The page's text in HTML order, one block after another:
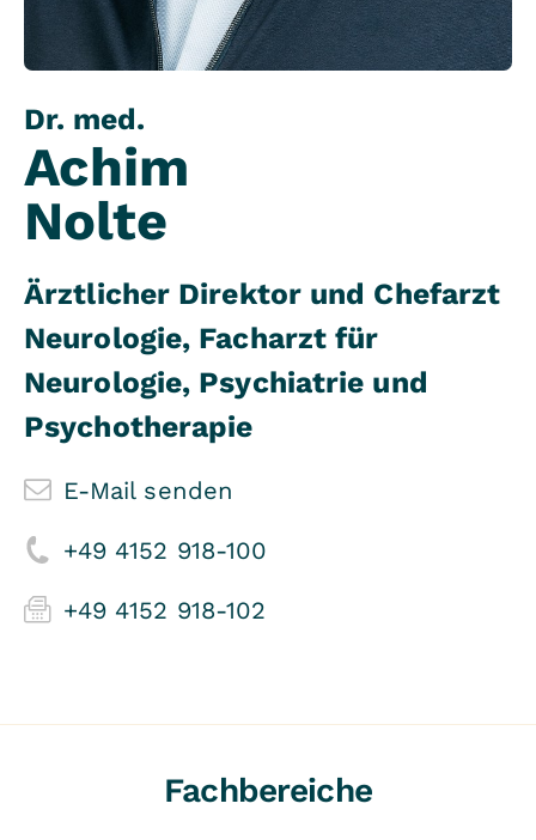
Dr. med.
Achim
Nolte
Ärztlicher Direktor und Chefarzt
Neurologie, Facharzt für
Neurologie, Psychiatrie und
Psychotherapie
E-Mail senden
+49 4152 918-100
+49 4152 918-102
Fachbereiche